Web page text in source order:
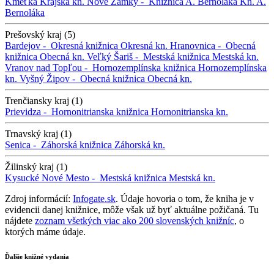
Bernoláka
Prešovský kraj (5)
Bardejov - Okresná knižnica Okresná kn. Hranovnica - Obecná
knižnica Obecná kn. Veľký Šariš - Mestská knižnica Mestská kn.
Vranov nad Topľou - Hornozemplínska knižnica Hornozemplínska
kn. Vyšný Žipov - Obecná knižnica Obecná kn.
Trenčiansky kraj (1)
Prievidza - Hornonitrianska knižnica Hornonitrianska kn.
Trnavský kraj (1)
Senica - Záhorská knižnica Záhorská kn.
Žilinský kraj (1)
Kysucké Nové Mesto - Mestská knižnica Mestská kn.
Zdroj informácií: Infogate.sk. Údaje hovoria o tom, že kniha je v
evidencii danej knižnice, môže však už byť aktuálne požičaná. Tu
nájdete zoznam všetkých viac ako 200 slovenských knižníc, o
ktorých máme údaje.
Ďalšie knižné vydania